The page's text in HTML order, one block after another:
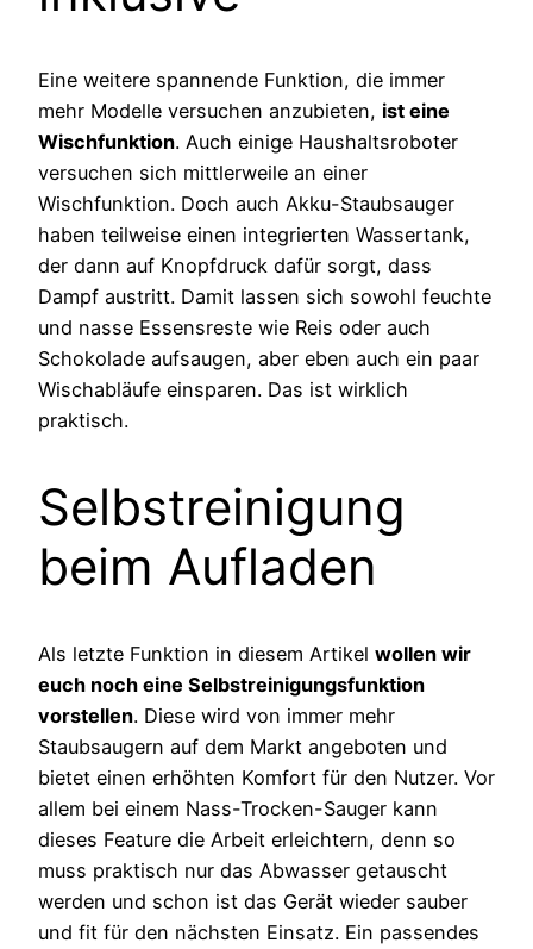
Eine weitere spannende Funktion, die immer
mehr Modelle versuchen anzubieten, ist eine
Wischfunktion. Auch einige Haushaltsroboter
versuchen sich mittlerweile an einer
Wischfunktion. Doch auch Akku-Staubsauger
haben teilweise einen integrierten Wassertank,
der dann auf Knopfdruck dafür sorgt, dass
Dampf austritt. Damit lassen sich sowohl feuchte
und nasse Essensreste wie Reis oder auch
Schokolade aufsaugen, aber eben auch ein paar
Wischabläufe einsparen. Das ist wirklich
praktisch.
Selbstreinigung
beim Aufladen
Als letzte Funktion in diesem Artikel wollen wir
euch noch eine Selbstreinigungsfunktion
vorstellen. Diese wird von immer mehr
Staubsaugern auf dem Markt angeboten und
bietet einen erhöhten Komfort für den Nutzer. Vor
allem bei einem Nass-Trocken-Sauger kann
dieses Feature die Arbeit erleichtern, denn so
muss praktisch nur das Abwasser getauscht
werden und schon ist das Gerät wieder sauber
und fit für den nächsten Einsatz. Ein passendes